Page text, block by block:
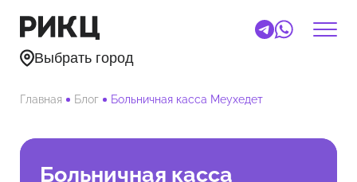
Выбрать город
Главная Блог Больничная касса Меухедет
Больничная касса